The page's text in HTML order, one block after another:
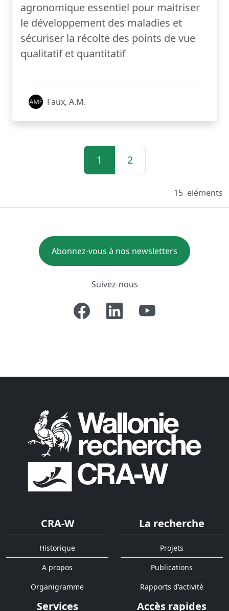
agronomique essentiel pour maitriser
le développement des maladies et
sécuriser la récolte des points de vue
qualitatif et quantitatif
Faux, A.M.
1 2
15 eléments
Abonnez-vous à nos newsletters
Suivez-nous
CRA-W
Historique
A propos
Organigramme
La recherche
Projets
Publications
Rapports d'activité
Services Accès rapides